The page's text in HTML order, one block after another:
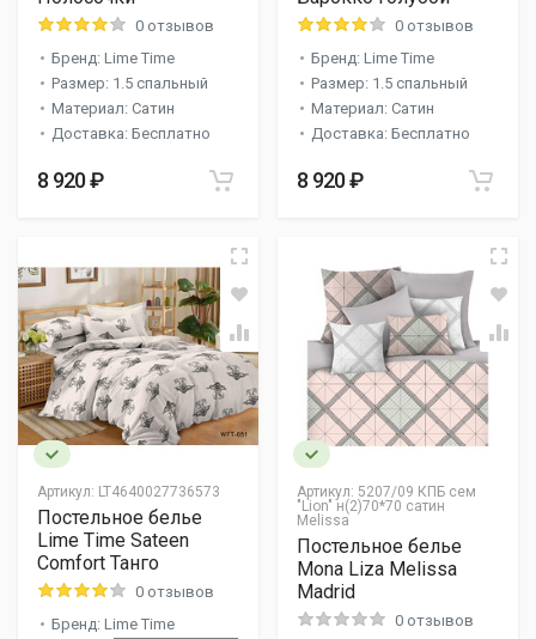
0 отзывов
Бренд: Lime Time
Размер: 1.5 спальный
Материал: Сатин
Доставка: Бесплатно
8 920 ₽
0 отзывов
Бренд: Lime Time
Размер: 1.5 спальный
Материал: Сатин
Доставка: Бесплатно
8 920 ₽
Артикул: LT4640027736573
Постельное белье
Lime Time Sateen
Comfort Танго
0 отзывов
Бренд: Lime Time
Артикул: 5207/09 КПБ сем
"Lion" н(2)70*70 сатин
Melissa
Постельное белье
Mona Liza Melissa
Madrid
0 отзывов